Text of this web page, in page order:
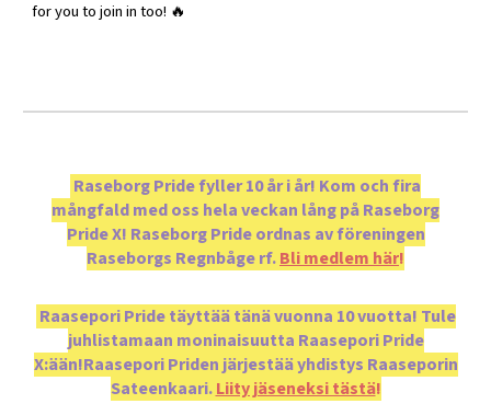
for you to join in too! 🔥
Raseborg Pride fyller 10 år i år! Kom och fira
mångfald med oss hela veckan lång på Raseborg
Pride X! Raseborg Pride ordnas av föreningen
Raseborgs Regnbåge rf.Bli medlem här!
Raasepori Pride täyttää tänä vuonna 10 vuotta! Tule
juhlistamaan moninaisuutta Raasepori Pride
X:ään!Raasepori Priden järjestää yhdistys Raaseporin
Sateenkaari.Liity jäseneksi tästä!